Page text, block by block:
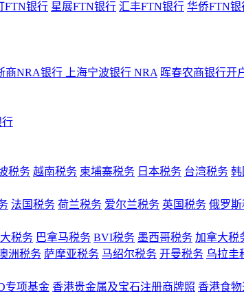
FTN银行 星展FTN银行 汇丰FTN银行 华侨FTN银
商NRA银行 上海宁波银行 NRA 晖春农商银行开
行
税务 越南税务 柬埔寨税务 日本税务 台湾税务 韩
法国税务 荷兰税务 爱尔兰税务 英国税务 俄罗
税务 巴拿马税务 BVI税务 墨西哥税务 加拿大税
洲税务 萨摩亚税务 马绍尔税务 开曼税务 乌拉圭
专项基金 香港贵金属及宝石注册商牌照 香港食